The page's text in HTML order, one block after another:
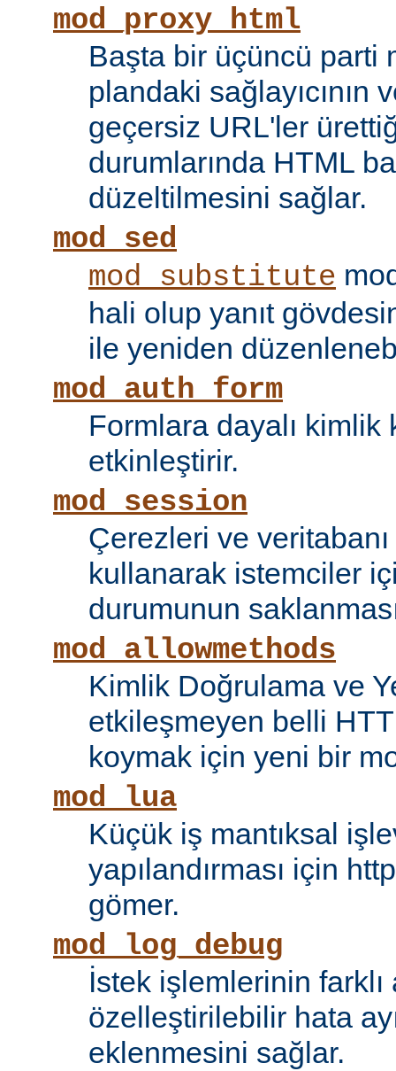
mod_proxy_html
Başta bir üçüncü parti
plandaki sağlayıcının
geçersiz URL'ler
durumlarında HTML
düzeltilmesini sağlar.
mod_sed
mod_substitute
hali olup yanıt
ile yeniden
mod_auth_form
Formlara dayalı kimlik
etkinleştirir.
mod_session
Çerezleri ve
kullanarak istemciler
durumunun
mod_allowmethods
Kimlik Doğrulama ve
etkileşmeyen belli
koymak için yeni bir
mod_lua
Küçük iş mantıksal
yapılandırması için
gömer.
mod_log_debug
İstek işlemlerinin farklı
özelleştirilebilir hata
eklenmesini sağlar.